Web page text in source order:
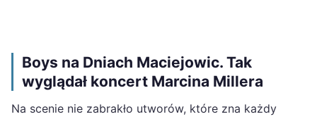
Boys na Dniach Maciejowic. Tak
wyglądał koncert Marcina Millera
Na scenie nie zabrakło utworów, które zna każdy